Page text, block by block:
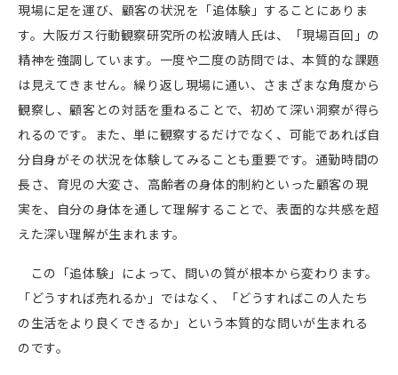
現場に足を運び、顧客の状況を「追体験」することにありま
す。大阪ガス行動観察研究所の松波晴人氏は、「現場百回」の
精神を強調しています。一度や二度の訪問では、本質的な課題
は見えてきません。繰り返し現場に通い、さまざまな角度から
観察し、顧客との対話を重ねることで、初めて深い洞察が得ら
れるのです。また、単に観察するだけでなく、可能であれば自
分自身がその状況を体験してみることも重要です。通勤時間の
長さ、育児の大変さ、高齢者の身体的制約といった顧客の現
実を、自分の身体を通して理解することで、表面的な共感を超
えた深い理解が生まれます。
この「追体験」によって、問いの質が根本から変わります。
「どうすれば売れるか」ではなく、「どうすればこの人たち
の生活をより良くできるか」という本質的な問いが生まれる
のです。